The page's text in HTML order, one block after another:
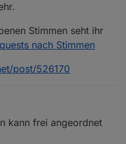
Stimmen seht ihr
nach Stimmen
post/526170
kann frei angeordnet